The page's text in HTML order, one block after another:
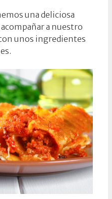
una deliciosa
a nuestro
unos ingredientes